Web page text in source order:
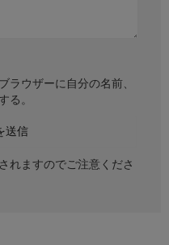
ラウザーに自分の名前、
る。
れますのでご注意くださ